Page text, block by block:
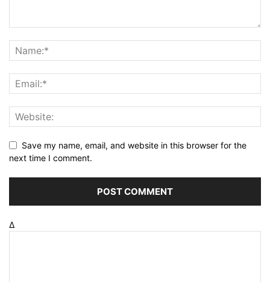
Save my name, email, and website in this browser for the
next time I comment.
Δ